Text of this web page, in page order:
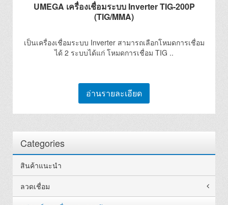
UMEGA เครื่องเชื่อมระบบ Inverter TIG-200P
(TIG/MMA)
เป็นเครื่องเชื่อมระบบ Inverter สามารถเลือกโหมดการเชื่อม
ได้ 2 ระบบได้แก่ โหมดการเชื่อม TIG ..
อ่านรายละเอียด
Categories
สินค้าแนะนำ
ลวดเชื่อม